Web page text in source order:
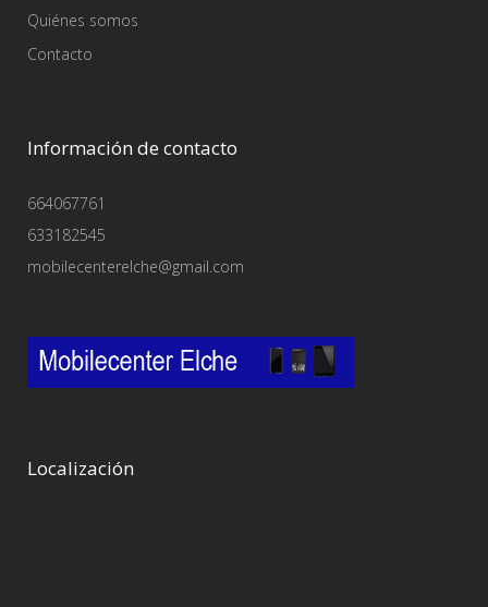
Quiénes somos
Contacto
Información de contacto
664067761
633182545
mobilecenterelche@gmail.com
Localización